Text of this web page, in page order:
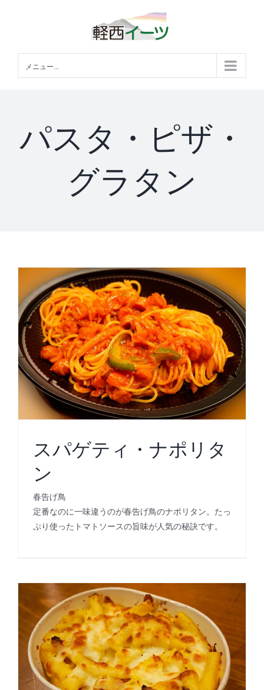
メニュー...
パスタ・ピザ・
グラタン
スパゲティ・ナポリタ
ン
春告げ鳥
定番なのに一味違うのが春告げ鳥のナポリタン。たっ
ぷり使ったトマトソースの旨味が人気の秘訣です。